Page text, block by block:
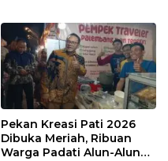
Pekan Kreasi Pati 2026
Dibuka Meriah, Ribuan
Warga Padati Alun-Alun